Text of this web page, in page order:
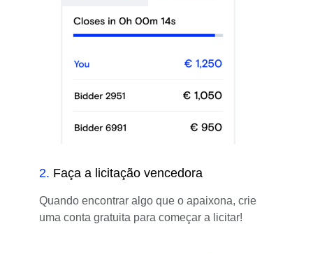
2. Faça a licitação vencedora
Quando encontrar algo que o apaixona, crie
uma conta gratuita para começar a licitar!